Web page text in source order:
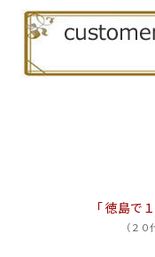
「 徳島で
（２